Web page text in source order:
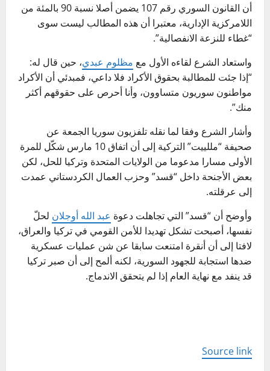
أن القانون السوري رقم 107 يضمن أصلا نسبة 90 بالمئة من
اللامركزية الإدارية، معتبرا أن هذه المطالب ليست سوى
“غطاء للنزعة الانفصالية”.
واستعاد الشرع لقاءه الأول مع مظلوم عبدي، حين قال له:
“إذا جئت للمطالبة بحقوق الأكراد فلا داعي، فمبدئي أن الأكراد
مواطنون سوريون متساوون، وأنا أحرص على حقوقهم أكثر
منك”.
وأشار الشرع وفقا لما نقله تلفزيون سوريا الجمعة عن
صحيفة “مللييت” التركية إلى أن اتفاق 10 مارس شكّل للمرة
الأولى مسارا مدعوما من الولايات المتحدة وتركيا للحل، لكن
بعض الأجنحة داخل “قسد” وحزب العمال الكردستاني عمدت
إلى عرقلته.
وأوضح أن “قسد” التي تجاهلت دعوة عبد الله أوجلان لحلّ
نفسها، أصبحت تشكل تهديدا للأمن القومي في تركيا والعراق،
لافتا إلى أن أنقرة امتنعت سابقا عن شن عمليات عسكرية
ضدها استجابة للجهود السورية، لكنه ألمح إلى أن صبر تركيا
قد ينفد مع نهاية العام إذا لم يتحقق الاندماج.
Source link